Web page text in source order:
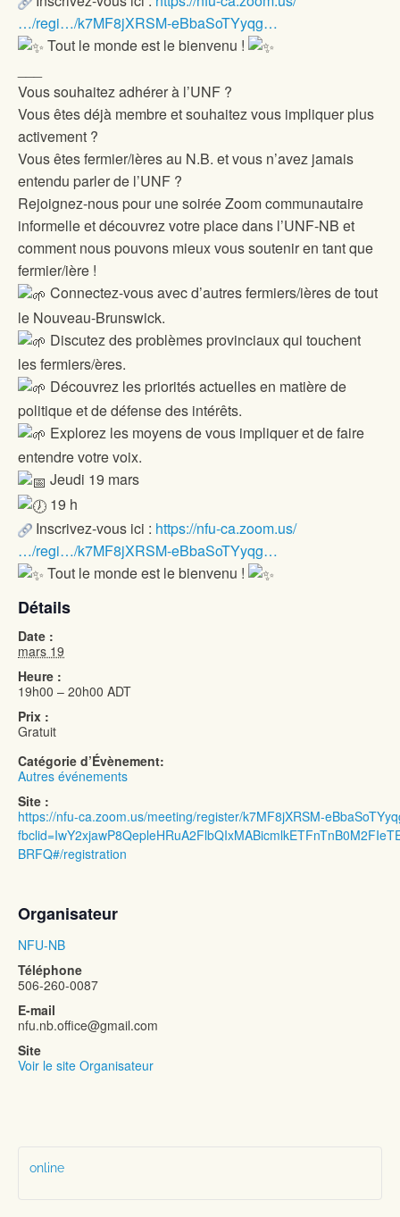
…/regi…/k7MF8jXRSM-eBbaSoTYyqg…
Tout le monde est le bienvenu !
Vous souhaitez adhérer à l’UNF ?
Vous êtes déjà membre et souhaitez vous impliquer plus
activement ?
Vous êtes fermier/ières au N.B. et vous n’avez jamais
entendu parler de l’UNF ?
Rejoignez-nous pour une soirée Zoom communautaire
informelle et découvrez votre place dans l’UNF-NB et
comment nous pouvons mieux vous soutenir en tant que
fermier/ière !
Connectez-vous avec d’autres fermiers/ières de tout
le Nouveau-Brunswick.
Discutez des problèmes provinciaux qui touchent
les fermiers/ères.
Découvrez les priorités actuelles en matière de
politique et de défense des intérêts.
Explorez les moyens de vous impliquer et de faire
entendre votre voix.
Jeudi 19 mars
19 h
Inscrivez-vous ici : https://nfu-ca.zoom.us/
…/regi…/k7MF8jXRSM-eBbaSoTYyqg…
Tout le monde est le bienvenu !
Détails
Date :
mars 19
Heure :
19h00 – 20h00 ADT
Prix :
Gratuit
Catégorie d’Évènement:
Autres événements
Site :
https://nfu-ca.zoom.us/meeting/register/k7MF8jXRSM-
BRFQ#/registration
Organisateur
NFU-NB
Téléphone
506-260-0087
E-mail
nfu.nb.office@gmail.com
Site
Voir le site Organisateur
online